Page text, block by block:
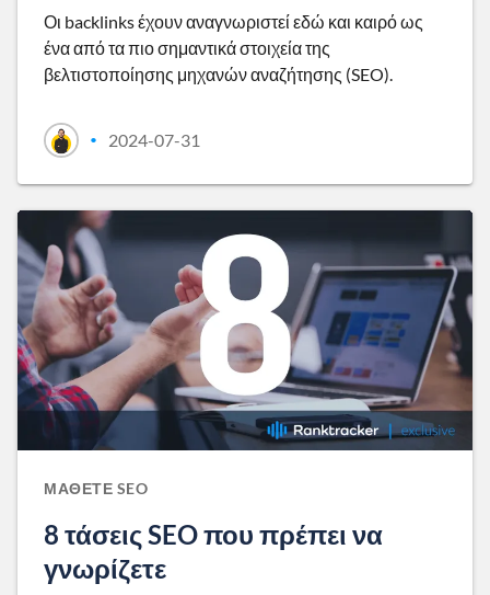
Οι backlinks έχουν αναγνωριστεί εδώ και καιρό ως
ένα από τα πιο σημαντικά στοιχεία της
βελτιστοποίησης μηχανών αναζήτησης (SEO).
• 2024-07-31
ΜΆΘΕΤΕ SEO
8 τάσεις SEO που πρέπει να
γνωρίζετε